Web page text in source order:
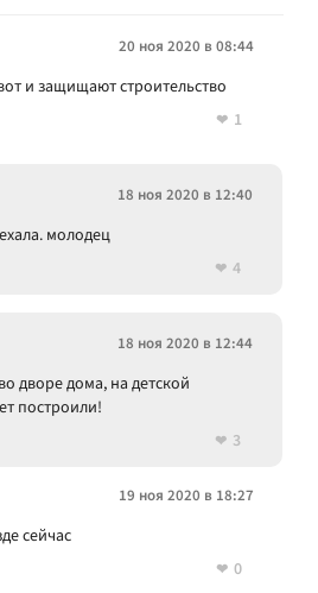
20 ноя 2020 в 08:44
и защищают строительство
1
18 ноя 2020 в 12:40
молодец
4
18 ноя 2020 в 12:44
дворе дома, на детской
построили!
3
19 ноя 2020 в 18:27
сейчас
0